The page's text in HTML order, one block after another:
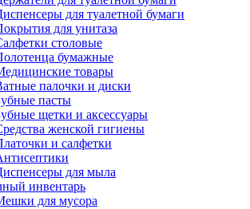
для туалетной бумаги
для унитаза
столовые
бумажные
товары
палочки и диски
пасты
щетки и аксессуары
женской гигиены
и салфетки
для мыла
инвентарь
для мусора